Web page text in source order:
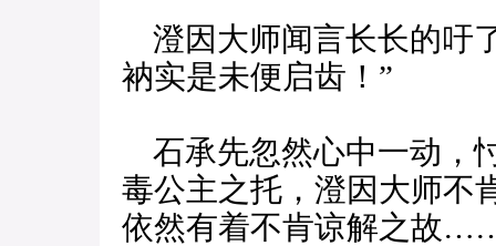
澄因大师闻言长长的吁
衲实是未便启齿！”
石承先忽然心中一动，
毒公主之托，澄因大师不
依然有着不肯谅解之故